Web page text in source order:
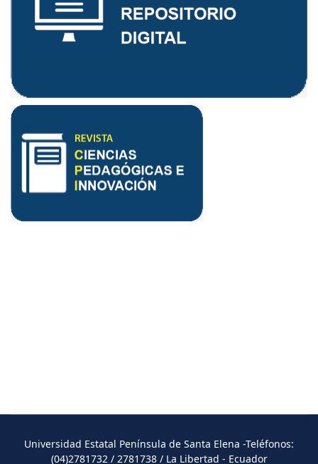
Universidad Estatal Península de Santa Elena -Teléfonos:
(04)2781732 / 2781738 / La Libertad - Ecuador